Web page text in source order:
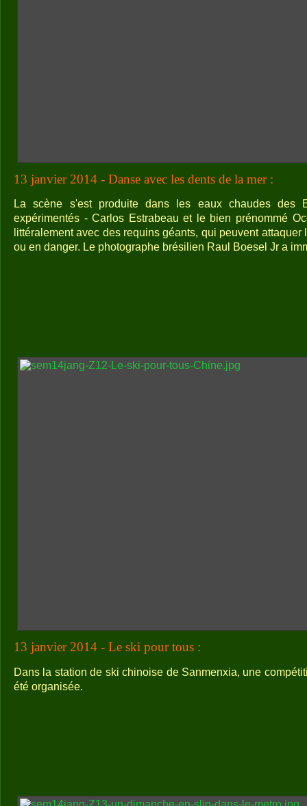
13 janvier 2014 - Danse avec les dents de la mer :
La scène s'est produite dans les eaux chaudes des
expérimentés - Carlos Estrabeau et le bien prénommé
littéralement avec des requins géants, qui peuvent attaquer
ou en danger. Le photographe brésilien Raul Boesel Jr a
13 janvier 2014 - Le ski pour tous :
Dans la station de ski chinoise de Sanmenxia, une
été organisée.